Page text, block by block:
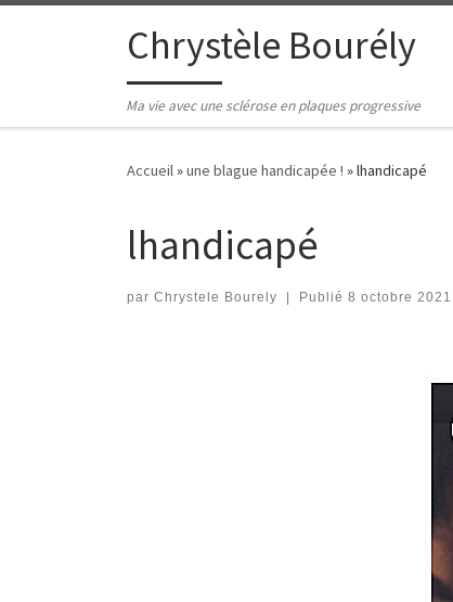
Passer au contenuChrystèle Bourély
Ma vie avec une sclérose en plaques progressive
Accueil»une blague handicapée ! »lhandicapé
lhandicapé
par Chrystele Bourely Publié 8 octobre 2021